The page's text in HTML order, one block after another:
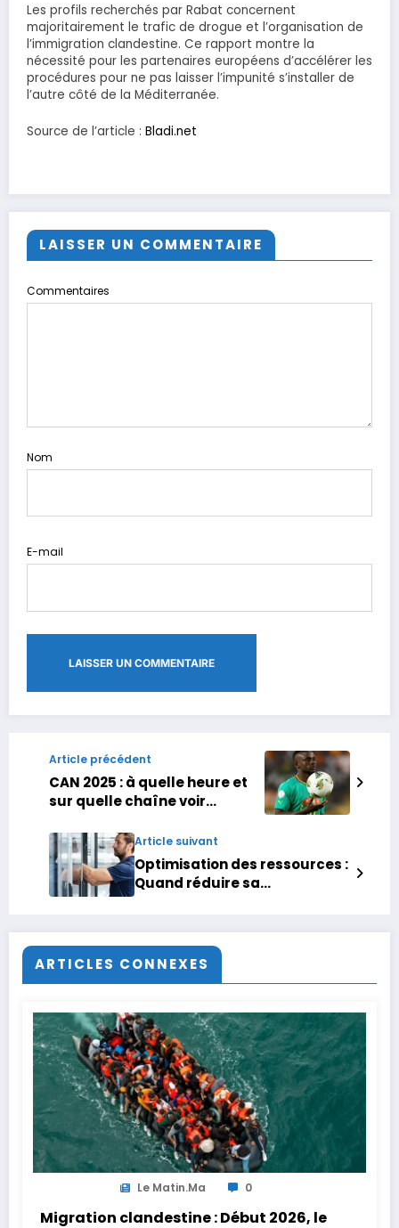
Les profils recherchés par Rabat concernent
majoritairement le trafic de drogue et l’organisation de
l’immigration clandestine. Ce rapport montre la
nécessité pour les partenaires européens d’accélérer les
procédures pour ne pas laisser l’impunité s’installer de
l’autre côté de la Méditerranée.
Source de l’article : Bladi.net
LAISSER UN COMMENTAIRE
Commentaires
Nom
E-mail
Article précédent
CAN 2025 : à quelle heure et
sur quelle chaîne voir
Article suivant
Optimisation des ressources :
Quand réduire sa
stratégique
ARTICLES CONNEXES
Le Matin.ma 0
Migration clandestine : Début 2026, le